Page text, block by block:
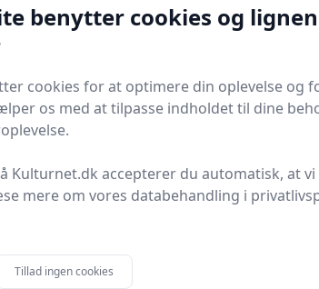
meaning 'grace' or 'favor'. It has been popular in
and elegance. Anna remains a top choice for
origin meaning 'divine love'. Its succinct, two-
use. Asta’s blend of simplicity and meaning
'all' or 'light'. Its simplicity and melodic
Ella’s short, sweet form appeals to parents
roots meaning 'whole' or 'universal'. It rose
to rank highly on popularity lists. Emma’s
benytter cookies og
cookies for at optimere din oplevelse og
os med at tilpasse indholdet til dine
Kulturnet.dk accepterer du automatisk, at
mere om vores databehandling i
Tillad ingen cookies